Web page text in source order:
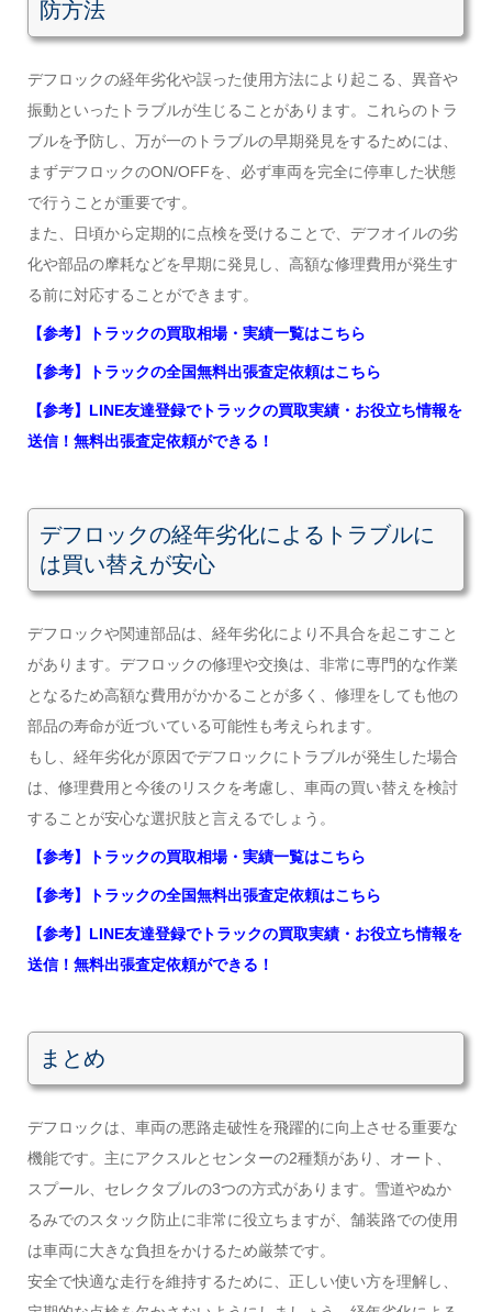
防方法
デフロックの経年劣化や誤った使用方法により起こる、異音や
振動といったトラブルが生じることがあります。これらのトラ
ブルを予防し、万が一のトラブルの早期発見をするためには、
まずデフロックのON/OFFを、必ず車両を完全に停車した状態
で行うことが重要です。
また、日頃から定期的に点検を受けることで、デフオイルの劣
化や部品の摩耗などを早期に発見し、高額な修理費用が発生す
る前に対応することができます。
【参考】トラックの買取相場・実績一覧はこちら
【参考】トラックの全国無料出張査定依頼はこちら
【参考】LINE友達登録でトラックの買取実績・お役立ち情報を
送信！無料出張査定依頼ができる！
デフロックの経年劣化によるトラブルに
は買い替えが安心
デフロックや関連部品は、経年劣化により不具合を起こすこと
があります。デフロックの修理や交換は、非常に専門的な作業
となるため高額な費用がかかることが多く、修理をしても他の
部品の寿命が近づいている可能性も考えられます。
もし、経年劣化が原因でデフロックにトラブルが発生した場合
は、修理費用と今後のリスクを考慮し、車両の買い替えを検討
することが安心な選択肢と言えるでしょう。
【参考】トラックの買取相場・実績一覧はこちら
【参考】トラックの全国無料出張査定依頼はこちら
【参考】LINE友達登録でトラックの買取実績・お役立ち情報を
送信！無料出張査定依頼ができる！
まとめ
デフロックは、車両の悪路走破性を飛躍的に向上させる重要な
機能です。主にアクスルとセンターの2種類があり、オート、
スプール、セレクタブルの3つの方式があります。雪道やぬか
るみでのスタック防止に非常に役立ちますが、舗装路での使用
は車両に大きな負担をかけるため厳禁です。
安全で快適な走行を維持するために、正しい使い方を理解し、